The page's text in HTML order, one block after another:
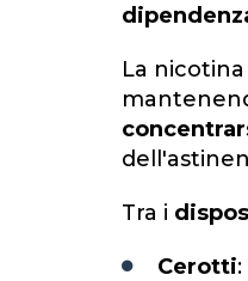
La
Tra i
Cerotti